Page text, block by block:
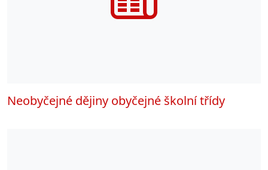
Neobyčejné dějiny obyčejné školní třídy